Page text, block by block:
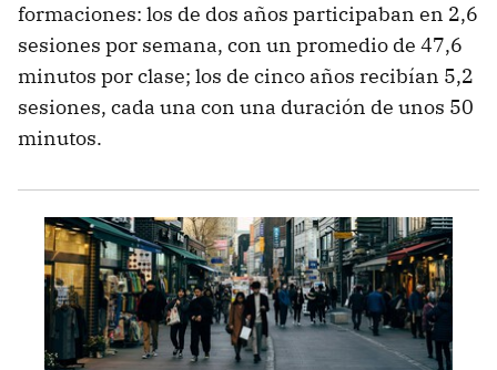
formaciones: los de dos años participaban en 2,6
sesiones por semana, con un promedio de 47,6
minutos por clase; los de cinco años recibían 5,2
sesiones, cada una con una duración de unos 50
minutos.